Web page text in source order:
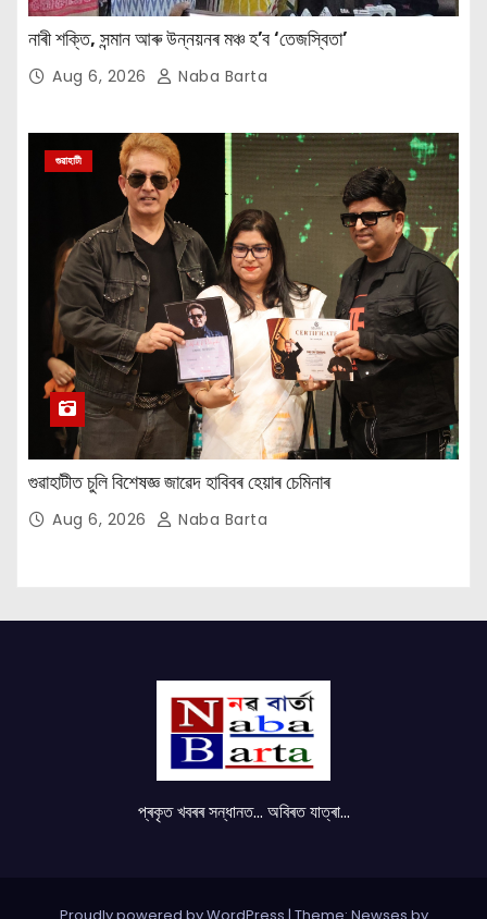
নাৰী শক্তি, সন্মান আৰু উন্নয়নৰ মঞ্চ হ’ব ‘তেজস্বিতা’
Aug 6, 2026 Naba Barta
গুৱাহাটী
গুৱাহাটীত চুলি বিশেষজ্ঞ জাৱেদ হাবিবৰ হেয়াৰ চেমিনাৰ
Aug 6, 2026 Naba Barta
প্ৰকৃত খবৰৰ সন্ধানত... অবিৰত যাত্ৰা...